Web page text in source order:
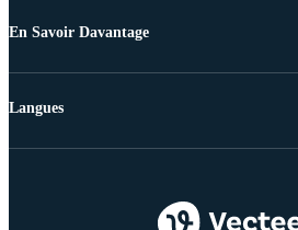
En Savoir Davantage
Langues